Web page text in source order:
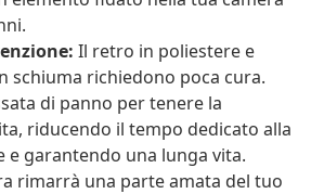
Il retro in poliestere e
schiuma richiedono poca cura.
di panno per tenere la
riducendo il tempo dedicato alla
e garantendo una lunga vita.
rimarrà una parte amata del tuo